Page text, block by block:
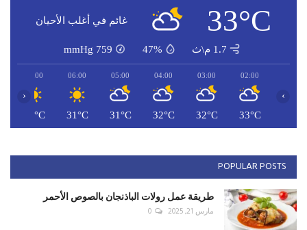
33°C غائم في أغلب الأحيان
1.7 م\ث 47%
759
mmHg
02:00
33°C
03:00
32°C
04:00
32°C
05:00
31°C
06:00
31°C
07:00
31°C
‹ ›
POPULAR POSTS
طريقة عمل رولات الباذنجان بالصوص الأحمر
مارس 21, 2025 0